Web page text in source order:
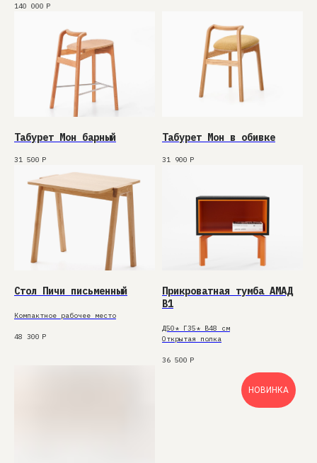
140 000 Р
Табурет Мон барный
31 500 Р
Табурет Мон в обивке
31 900 Р
Стол Пичи письменный
Компактное рабочее место
48 300 Р
Прикроватная тумба АМАД
В1
Д50* Г35* В48 см
Открытая полка
36 500 Р
НОВИНКА